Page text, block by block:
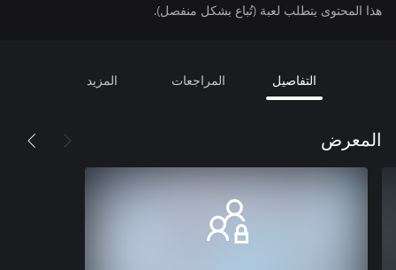
هذا المحتوى يتطلب لعبة (تُباع بشكل منفصل).
التفاصيل المراجعات المزيد
المعرض